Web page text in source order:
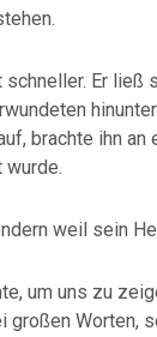
schneller. Er ließ
brachte ihn an
wurde.
weil sein
um uns zu
großen Worten,